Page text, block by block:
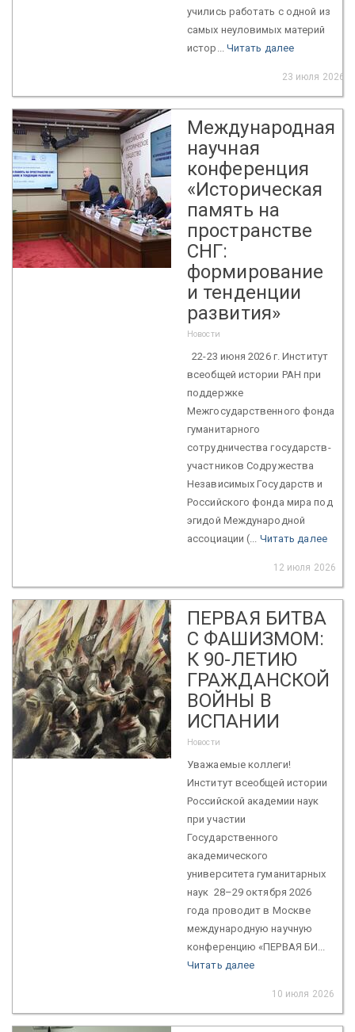
учились работать с одной из
самых неуловимых материй
истор... Читать далее
23 июля 2026
Международная
научная
конференция
«Историческая
память на
пространстве
СНГ:
формирование
и тенденции
развития»
Новости
22-23 июня 2026 г. Институт
всеобщей истории РАН при
поддержке
Межгосударственного фонда
гуманитарного
сотрудничества государств-
участников Содружества
Независимых Государств и
Российского фонда мира под
эгидой Международной
ассоциации (... Читать далее
12 июля 2026
ПЕРВАЯ БИТВА
С ФАШИЗМОМ:
К 90-ЛЕТИЮ
ГРАЖДАНСКОЙ
ВОЙНЫ В
ИСПАНИИ
Новости
Уважаемые коллеги!
Институт всеобщей истории
Российской академии наук
при участии
Государственного
академического
университета гуманитарных
наук 28–29 октября 2026
года проводит в Москве
международную научную
конференцию «ПЕРВАЯ БИ...
Читать далее
10 июля 2026